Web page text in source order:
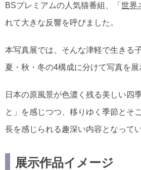
BSプレミアムの人気猫番組、「 世界
れて大きな反響を呼びました。
本写真展では、そんな津軽で生きる
夏・秋・冬の4構成に分けて写真を展
日本の原風景が色濃く残る美しい四
と」を感じつつ、移りゆく季節とそ
長を感じられる趣深い内容となってい
展示作品イメージ